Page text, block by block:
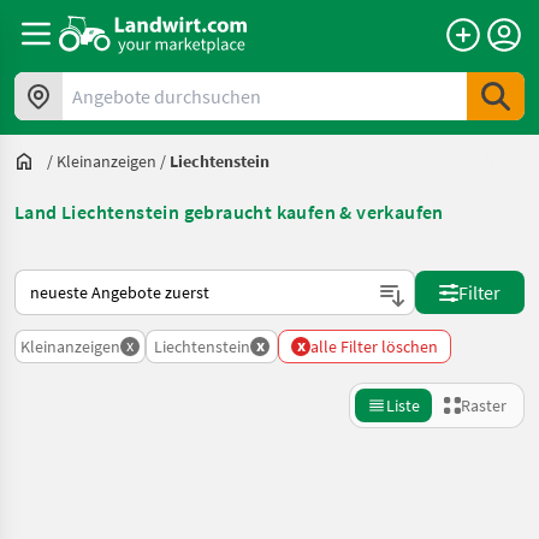
Angebote durchsuchen
/ Kleinanzeigen / Liechtenstein
Land Liechtenstein gebraucht kaufen & verkaufen
So wird auf Landwirt.com sortiert
Filter
Kleinanzeigen x Liechtenstein x x alle Filter löschen
Liste Raster